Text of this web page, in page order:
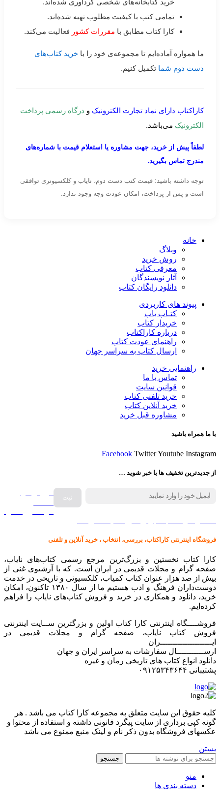
خرید کتابخانه‌های شخصی گردآوری شده‌اند.
تمامی کتب با کیفیت مطلوب تهیه شده‌اند.
کارا کتاب مطابق با مقررات کشور فعالیت می‌کند.
ما همواره آماده‌ایم تا مجموعه‌ی خود را با خرید کتاب‌های
دست دوم شما تکمیل کنیم.
کاراکتاب دارای نماد تجارت الکترونیک و درگاه رسمی پرداخت
الکترونیک می‌باشد.
لطفاً پیش از خرید، جهت مشاوره یا استعلام قیمت با شماره‌های
مندرج تماس بگیرید.
توجه داشته باشید: قیمت کتب دست دوم، نایاب و کلکسیونری توافقی
است و پس از پرداخت، امکان عودت وجه وجود ندارد.
خانه
وبلاگ
روش خرید
معرفی کتاب
آثار نویسندگان
دانلود رایگان کتاب
پیوند های کاربردی
کتـاب یاب
خریدار کتاب
درباره کاراکتاب
راهنمای عودت کتاب
ارسال کتاب به سراسر جهان
راهنمایی خرید
تماس با ما
قوانین سایت
خرید تلفنی کتاب
خرید آنلاین کتاب
مشاوره قبل خرید
با ما همراه باشید
Facebook TwitterYoutube Instagram
از جدیدترین تخفیف ها با خبر شوید …
فروش انواع
فروشگاه اینترنتی کاراکتاب، بررسی، انتخاب ، خرید آنلاین و تلفنی
کارا کتاب نخستین و بزرگ‌ترین مرجع رسمی کتاب‌های نایاب،
صفحه گرام و مجلات قدیمی در ایران است. که با آرشیوی غنی از
بیش از صد هزار عنوان کتاب کمیاب، کلکسیونی و تاریخی در خدمت
دوست‌داران فرهنگ و ادب هستیم ما از سال ۱۳۸۰ تاکنون، امکان
خرید، دانلود و همکاری در خرید و فروش کتاب‌های نایاب را فراهم
کرده‌ایم.
فروشــــگاه اینترنتی کارا کتاب اولین و بزرگترین ســایت اینترنتی
فروش کتاب نایاب، صفحه گرام و مجلات قدیمی در
ایـــــــــــــــــــــران
ارســـــــــــال سفارشات به سراسر ایران و جهان
دانلود انواع کتاب های تاریخی رمان و غیره
پشتیبانی ۰۹۱۲۵۳۴۳۶۴۴
کليه حقوق اين سايت متعلق به مجموعه کارا کتاب می باشد . هر
گونه کپی برداری از سایت پیگرد قانونی داشته و استفاده از محتوا و
عکسهای فروشگاه بدون ذکر نام و لینک منبع ممنوع می باشد
بستن
جستجو
منو
دسته بندی ها